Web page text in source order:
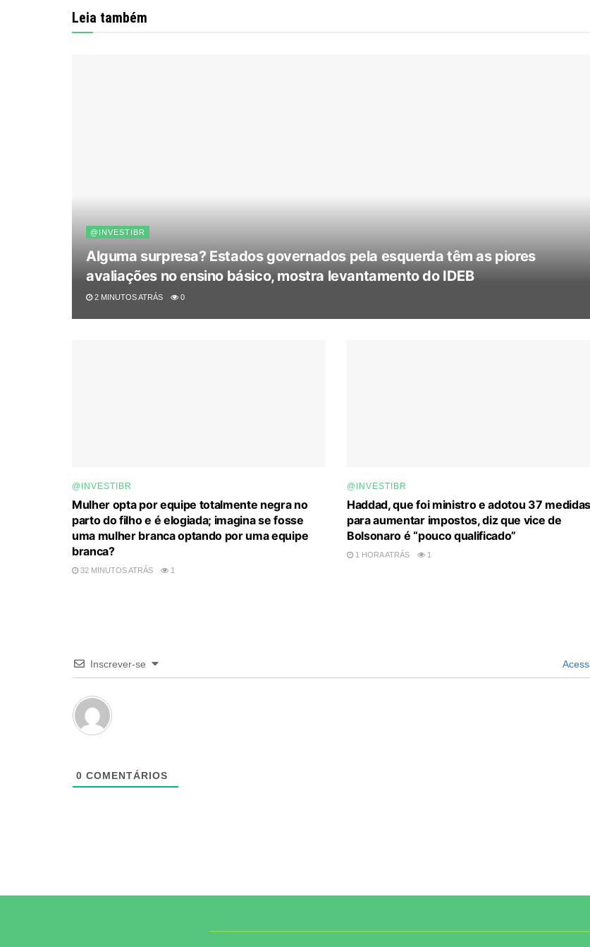
Leia também
@INVESTIBR
Alguma surpresa? Estados governados pela esquerda têm as piores
avaliações no ensino básico, mostra levantamento do IDEB
2 MINUTOS ATRÁS 0
@INVESTIBR
Mulher opta por equipe totalmente negra no
parto do filho e é elogiada; imagina se fosse
uma mulher branca optando por uma equipe
branca?
32 MINUTOS ATRÁS 1
@INVESTIBR
Haddad, que foi ministro e adotou 37 medidas
para aumentar impostos, diz que vice de
Bolsonaro é “pouco qualificado”
1 HORA ATRÁS 1
Inscrever-se
0 COMENTÁRIOS